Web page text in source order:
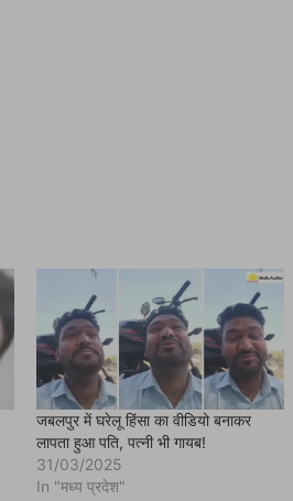
जबलपुर में घरेलू हिंसा का वीडियो बनाकर
लापता हुआ पति, पत्नी भी गायब!
31/03/2025
In "मध्य प्रदेश"